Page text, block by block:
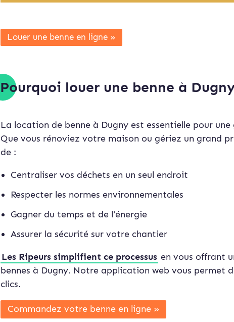
Louer une benne en ligne »
Pourquoi louer une benne à
La location de benne à Dugny est essentielle pour
Que vous rénoviez votre maison ou gériez un grand
de :
Centraliser vos déchets en un seul endroit
Respecter les normes environnementales
Gagner du temps et de l'énergie
Assurer la sécurité sur votre chantier
Les Ripeurs simplifient ce processus en vous offrant
bennes à Dugny. Notre application web vous permet
clics.
Commandez votre benne en ligne »